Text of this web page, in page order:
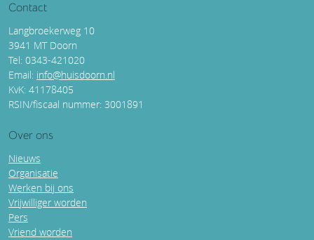
Contact
Langbroekerweg 10
3941 MT Doorn
Tel: 0343-421020
Email: info@huisdoorn.nl
KvK: 41178405
RSIN/fiscaal nummer: 3001891
Over ons
Nieuws
Organisatie
Werken bij ons
Vrijwilliger worden
Pers
Vriend worden